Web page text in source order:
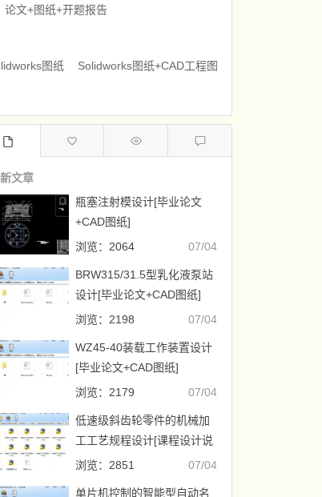
论文+图纸+开题报告
图纸 Solidworks图纸+CAD工程图
文章
瓶塞注射模设计[毕业论文
+CAD图纸]
07/04
浏览：2064
BRW315/31.5型乳化液泵站
设计[毕业论文+CAD图纸]
07/04
浏览：2198
WZ45-40装载工作装置设计
[毕业论文+CAD图纸]
07/04
浏览：2179
低速级斜齿轮零件的机械加
工工艺规程设计[课程设计说
明书+CAD图纸]
07/04
浏览：2851
单片机控制的智能型自动名